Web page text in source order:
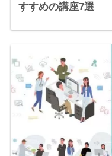
すすめの講座7選